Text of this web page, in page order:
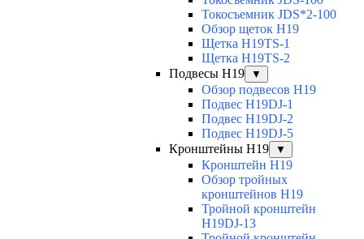
Токосъемник JDS*2-100
Обзор щеток H19
Щетка H19TS-1
Щетка H19TS-2
Подвесы H19
▼
Обзор подвесов H19
Подвес H19DJ-1
Подвес H19DJ-2
Подвес H19DJ-5
Кронштейны H19
▼
Кронштейн H19
Обзор тройных
кронштейнов H19
Тройной кронштейн
H19DJ-13